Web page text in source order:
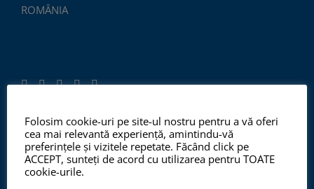
ROMÂNIA
ISO 9001:2015, ISO 14001:2015
Folosim cookie-uri pe site-ul nostru pentru a vă oferi
cea mai relevantă experiență, amintindu-vă
preferințele și vizitele repetate. Făcând click pe
ACCEPT, sunteți de acord cu utilizarea pentru TOATE
cookie-urile.